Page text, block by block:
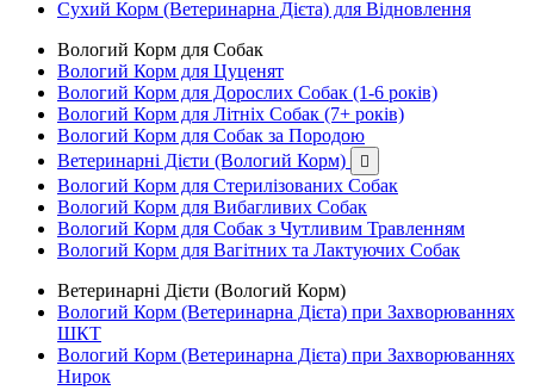
Сухий Корм (Ветеринарна Дієта) для Відновлення
Вологий Корм для Собак
Вологий Корм для Цуценят
Вологий Корм для Дорослих Собак (1-6 років)
Вологий Корм для Літніх Собак (7+ років)
Вологий Корм для Собак за Породою
Ветеринарні Дієти (Вологий Корм)

Вологий Корм для Стерилізованих Собак
Вологий Корм для Вибагливих Собак
Вологий Корм для Собак з Чутливим Травленням
Вологий Корм для Вагітних та Лактуючих Собак
Ветеринарні Дієти (Вологий Корм)
Вологий Корм (Ветеринарна Дієта) при Захворюваннях
ШКТ
Вологий Корм (Ветеринарна Дієта) при Захворюваннях
Нирок